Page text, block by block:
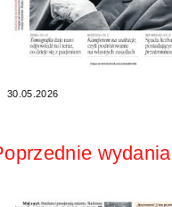
30.05.2026
wydania